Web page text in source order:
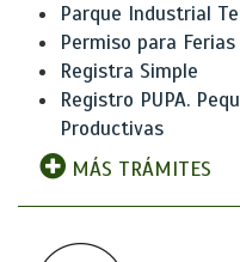
Parque Industrial
Permiso para
Registra Simple
Registro PUPA.
Productivas
MÁS TRÁMITES